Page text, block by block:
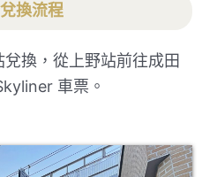
換流程
換，從上野站前往成田
車票。